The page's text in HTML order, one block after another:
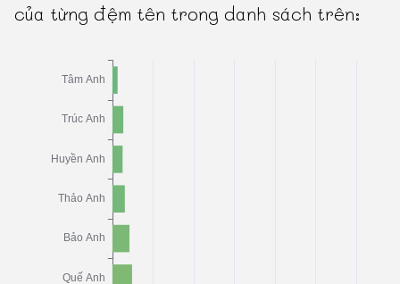
của từng đệm tên trong danh sách trên: